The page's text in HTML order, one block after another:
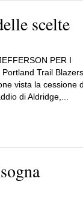
scelte
PER I
Portland Trail
vista la cessione
di Aldridge,...